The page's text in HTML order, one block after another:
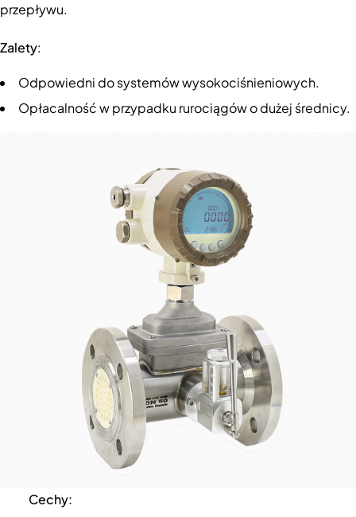
przepływu.
Zalety:
Odpowiedni do systemów wysokociśnieniowych.
Opłacalność w przypadku rurociągów o dużej średnicy.
Cechy: